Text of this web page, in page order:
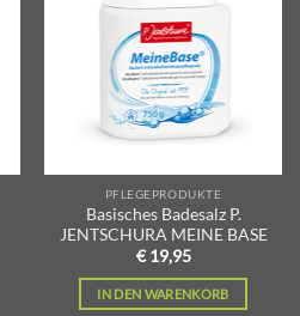
Wunschliste
PFLEGEPRODUKTE
Basisches Badesalz P.
JENTSCHURA MEINE BASE
€ 19,95
IN DEN WARENKORB